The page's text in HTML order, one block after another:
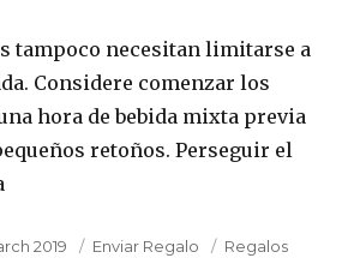
tampoco necesitan limitarse a
Considere comenzar los
hora de bebida mixta previa
retoños. Perseguir el
2019 Category
Enviar Regalo Tags
Regalos